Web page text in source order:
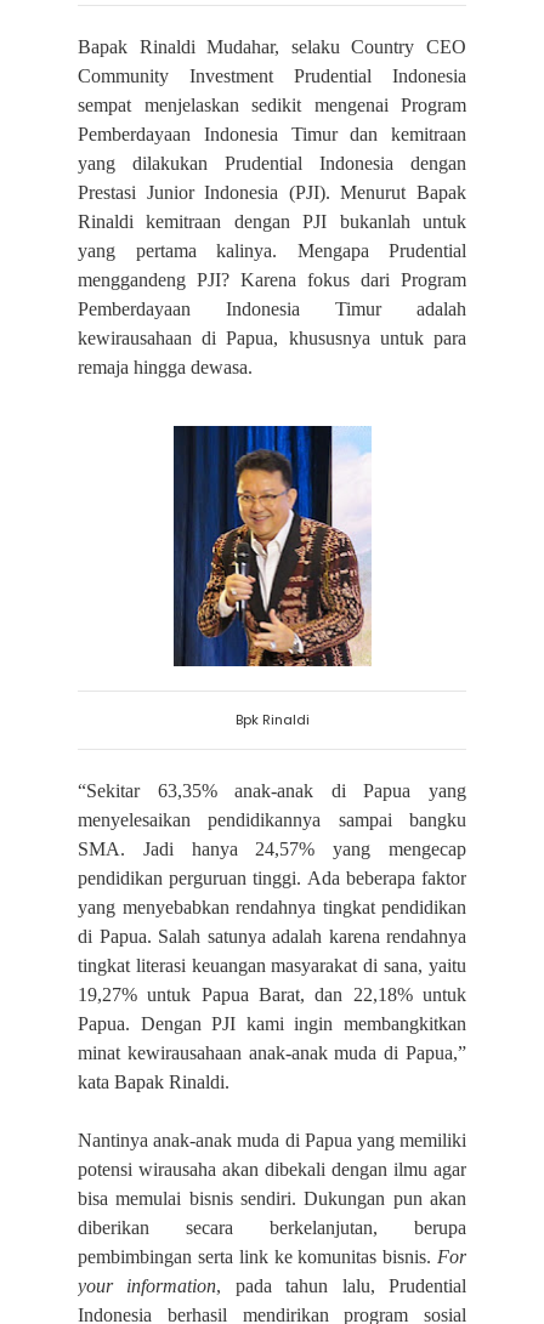
Bapak Rinaldi Mudahar, selaku Country CEO
Community Investment Prudential Indonesia
sempat menjelaskan sedikit mengenai Program
Pemberdayaan Indonesia Timur dan kemitraan
yang dilakukan Prudential Indonesia dengan
Prestasi Junior Indonesia (PJI). Menurut Bapak
Rinaldi kemitraan dengan PJI bukanlah untuk
yang pertama kalinya. Mengapa Prudential
menggandeng PJI? Karena fokus dari Program
Pemberdayaan Indonesia Timur adalah
kewirausahaan di Papua, khususnya untuk para
remaja hingga dewasa.
Bpk Rinaldi
“Sekitar 63,35% anak-anak di Papua yang
menyelesaikan pendidikannya sampai bangku
SMA. Jadi hanya 24,57% yang mengecap
pendidikan perguruan tinggi. Ada beberapa faktor
yang menyebabkan rendahnya tingkat pendidikan
di Papua. Salah satunya adalah karena rendahnya
tingkat literasi keuangan masyarakat di sana, yaitu
19,27% untuk Papua Barat, dan 22,18% untuk
Papua. Dengan PJI kami ingin membangkitkan
minat kewirausahaan anak-anak muda di Papua,”
kata Bapak Rinaldi.
Nantinya anak-anak muda di Papua yang memiliki
potensi wirausaha akan dibekali dengan ilmu agar
bisa memulai bisnis sendiri. Dukungan pun akan
diberikan secara berkelanjutan, berupa
pembimbingan serta link ke komunitas bisnis. For
your information, pada tahun lalu, Prudential
Indonesia berhasil mendirikan program sosial